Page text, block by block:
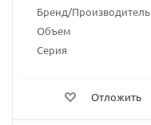
Бренд/Производитель
Объем
Серия
Отложить